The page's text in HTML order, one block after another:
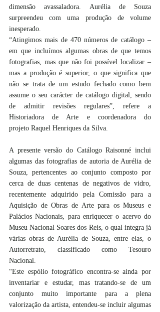
dimensão avassaladora. Aurélia de Souza
surpreendeu com uma produção de volume
inesperado.
“Atingimos mais de 470 números de catálogo –
em que incluímos algumas obras de que temos
fotografias, mas que não foi possível localizar –
mas a produção é superior, o que significa que
não se trata de um estudo fechado como bem
assume o seu carácter de catálogo digital, sendo
de admitir revisões regulares”, refere a
Historiadora de Arte e coordenadora do
projeto Raquel Henriques da Silva.
A presente versão do Catálogo Raisonné inclui
algumas das fotografias de autoria de Aurélia de
Souza, pertencentes ao conjunto composto por
cerca de duas centenas de negativos de vidro,
recentemente adquirido pela Comissão para a
Aquisição de Obras de Arte para os Museus e
Palácios Nacionais, para enriquecer o acervo do
Museu Nacional Soares dos Reis, o qual integra já
várias obras de Aurélia de Souza, entre elas, o
Autorretrato, classificado como Tesouro
Nacional.
“Este espólio fotográfico encontra-se ainda por
inventariar e estudar, mas tratando-se de um
conjunto muito importante para a plena
valorização da artista, entendeu-se incluir algumas